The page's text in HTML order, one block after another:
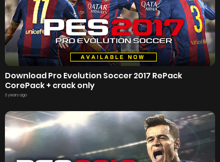
Download Pro Evolution Soccer 2017 RePack
CorePack + crack only
3 years ago